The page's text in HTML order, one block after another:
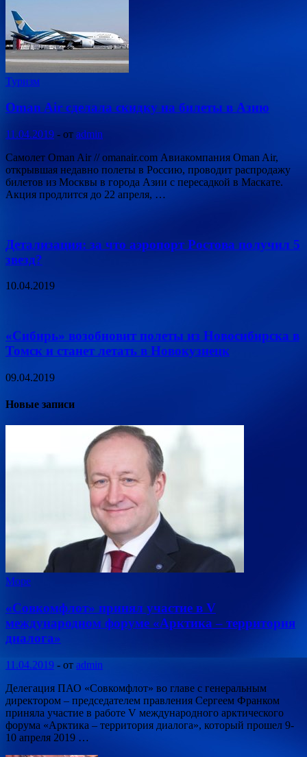
Туризм
Oman Air сделала скидку на билеты в Азию
11.04.2019 - от admin
Самолет Oman Air // omanair.com Авиакомпания Oman Air,
открывшая недавно полеты в Россию, проводит распродажу
билетов из Москвы в города Азии с пересадкой в Маскате.
Акция продлится до 22 апреля, …
Детализация: за что аэропорт Ростова получил 5
звезд?
10.04.2019
«Сибирь» возобновит полеты из Новосибирска в
Томск и станет летать в Новокузнецк
09.04.2019
Новые записи
Море
«Совкомфлот» принял участие в V
международном форуме «Арктика – территория
диалога»
11.04.2019 - от admin
Делегация ПАО «Совкомфлот» во главе с генеральным
директором – председателем правления Сергеем Франком
приняла участие в работе V международного арктического
форума «Арктика – территория диалога», который прошел 9-
10 апреля 2019 …